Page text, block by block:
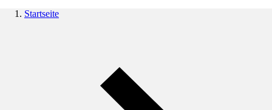
Startseite